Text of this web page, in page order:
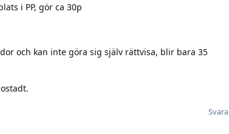
i PP, gör ca 30p
och kan inte göra sig själv rättvisa, blir bara 35
Svara